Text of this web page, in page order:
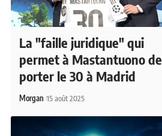
La "faille juridique" qui
permet à Mastantuono de
porter le 30 à Madrid
Morgan 15 août 2025